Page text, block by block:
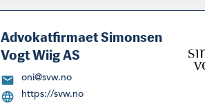
Advokatfirmaet Simonsen
Vogt Wiig AS
oni@svw.no
https://svw.no